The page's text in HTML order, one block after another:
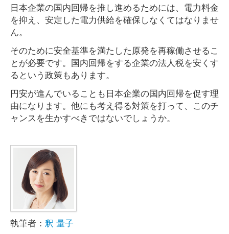
日本企業の国内回帰を推し進めるためには、電力料金
を抑え、安定した電力供給を確保しなくてはなりませ
ん。
そのために安全基準を満たした原発を再稼働させるこ
とが必要です。国内回帰をする企業の法人税を安くす
るという政策もあります。
円安が進んでいることも日本企業の国内回帰を促す理
由になります。他にも考え得る対策を打って、このチ
ャンスを生かすべきではないでしょうか。
執筆者： 釈 量子